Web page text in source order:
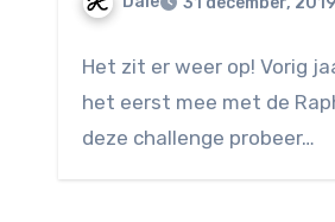
reacties
Het zit er weer op! Vorig
het eerst mee met de
deze challenge probeer…